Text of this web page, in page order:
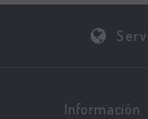
Información